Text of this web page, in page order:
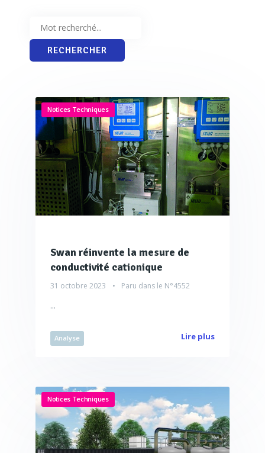
Notices Techniques
Swan réinvente la mesure de
conductivité cationique
31 octobre 2023 Paru dans le N°4552
...
Analyse Lire plus
Notices Techniques